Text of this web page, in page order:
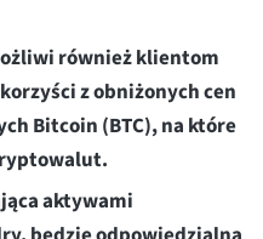
również klientom
z obniżonych cen
Bitcoin (BTC), na które
aktywami